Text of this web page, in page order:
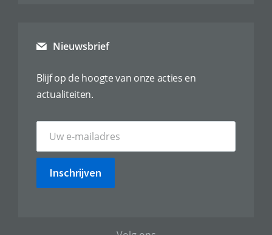
Nieuwsbrief
Blijf op de hoogte van onze acties en
actualiteiten.
Inschrijven